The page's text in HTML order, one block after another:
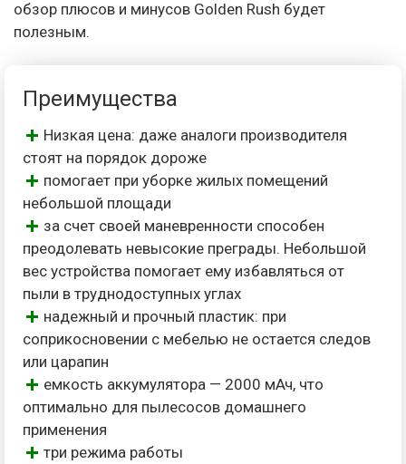
обзор плюсов и минусов Golden Rush будет
полезным.
Преимущества
Низкая цена: даже аналоги производителя
стоят на порядок дороже
помогает при уборке жилых помещений
небольшой площади
за счет своей маневренности способен
преодолевать невысокие преграды. Небольшой
вес устройства помогает ему избавляться от
пыли в труднодоступных углах
надежный и прочный пластик: при
соприкосновении с мебелью не остается следов
или царапин
емкость аккумулятора — 2000 мАч, что
оптимально для пылесосов домашнего
применения
три режима работы